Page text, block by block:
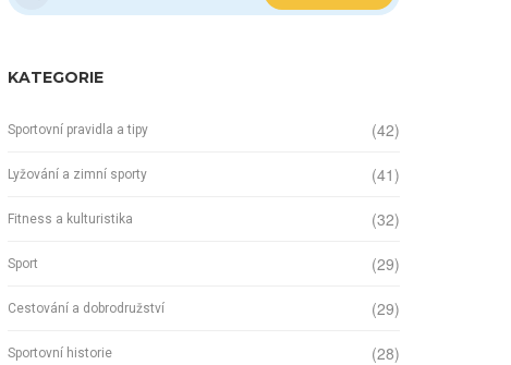
KATEGORIE
Sportovní pravidla a tipy (42)
Lyžování a zimní sporty (41)
Fitness a kulturistika (32)
Sport (29)
Cestování a dobrodružství (29)
Sportovní historie (28)